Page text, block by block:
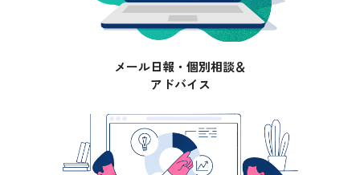
メール日報・個別相談＆
アドバイス